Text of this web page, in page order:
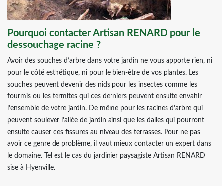
Pourquoi contacter Artisan RENARD pour le
dessouchage racine ?
Avoir des souches d’arbre dans votre jardin ne vous apporte rien, ni
pour le côté esthétique, ni pour le bien-être de vos plantes. Les
souches peuvent devenir des nids pour les insectes comme les
fourmis ou les termites qui ces derniers peuvent ensuite envahir
l’ensemble de votre jardin. De même pour les racines d’arbre qui
peuvent soulever l’allée de jardin ainsi que les dalles qui pourront
ensuite causer des fissures au niveau des terrasses. Pour ne pas
avoir ce genre de problème, il vaut mieux contacter un expert dans
le domaine. Tel est le cas du jardinier paysagiste Artisan RENARD
sise à Hyenville.